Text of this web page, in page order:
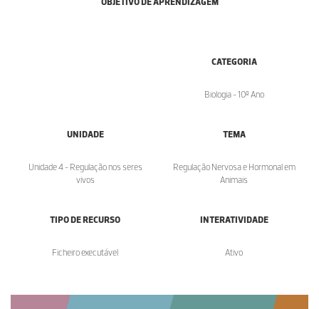
CATEGORIA
Biologia - 10º Ano
UNIDADE
Unidade 4 - Regulação nos seres
vivos
TEMA
Regulação Nervosa e Hormonal em
Animais
TIPO DE RECURSO
Ficheiro executável
INTERATIVIDADE
Ativo